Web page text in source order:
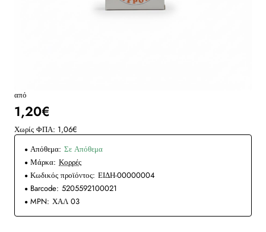
από
1,20€
Χωρίς ΦΠΑ: 1,06€
Απόθεμα: Σε Απόθεμα
Μάρκα: Κορρές
Κωδικός προϊόντος: ΕΙΔΗ-00000004
Barcode: 5205592100021
MPN: ΧΑΛ 03